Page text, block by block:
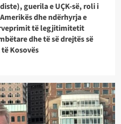
guerila e UÇK-së, roli i
dhe ndërhyrja e
të legjitimitetit
dhe të së drejtës së
Kosovës